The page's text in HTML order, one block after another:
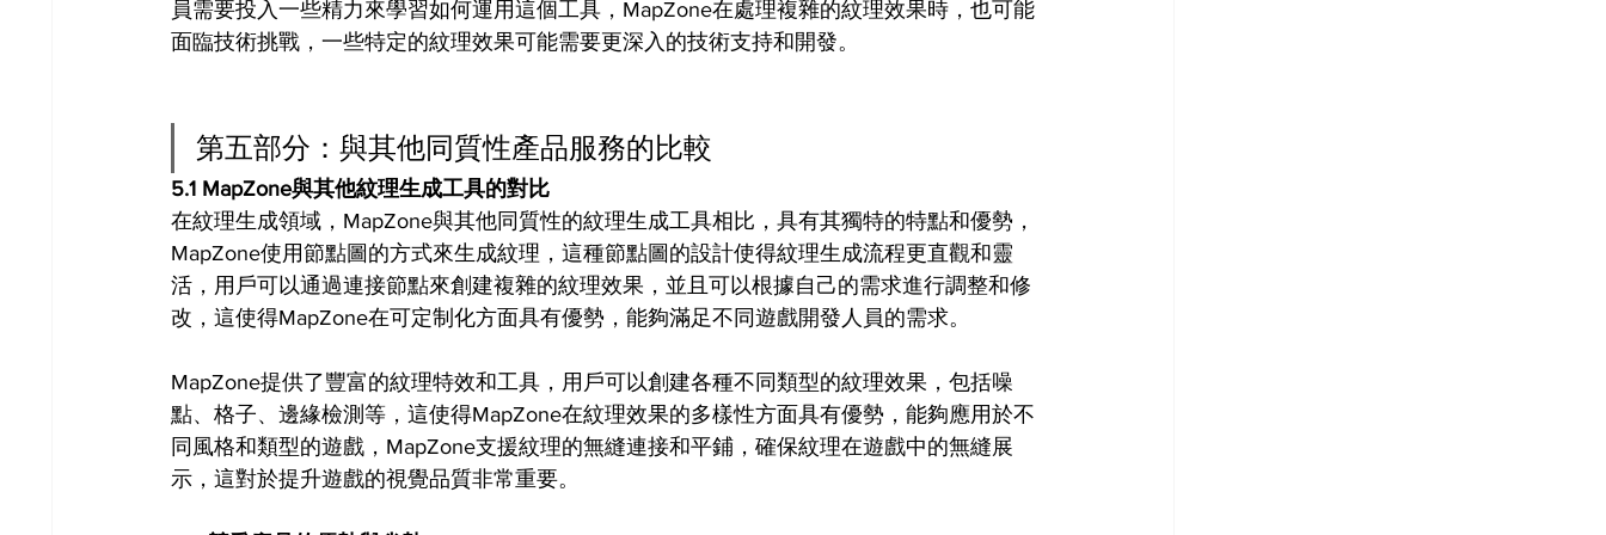
員需要投入一些精力來學習如何運用這個工具，MapZone在處理複雜的紋理效果時，也可能
面臨技術挑戰，一些特定的紋理效果可能需要更深入的技術支持和開發。
第五部分：與其他同質性產品服務的比較
5.1 MapZone與其他紋理生成工具的對比
在紋理生成領域，MapZone與其他同質性的紋理生成工具相比，具有其獨特的特點和優勢，
MapZone使用節點圖的方式來生成紋理，這種節點圖的設計使得紋理生成流程更直觀和靈
活，用戶可以通過連接節點來創建複雜的紋理效果，並且可以根據自己的需求進行調整和修
改，這使得MapZone在可定制化方面具有優勢，能夠滿足不同遊戲開發人員的需求。
MapZone提供了豐富的紋理特效和工具，用戶可以創建各種不同類型的紋理效果，包括噪
點、格子、邊緣檢測等，這使得MapZone在紋理效果的多樣性方面具有優勢，能夠應用於不
同風格和類型的遊戲，MapZone支援紋理的無縫連接和平鋪，確保紋理在遊戲中的無縫展
示，這對於提升遊戲的視覺品質非常重要。